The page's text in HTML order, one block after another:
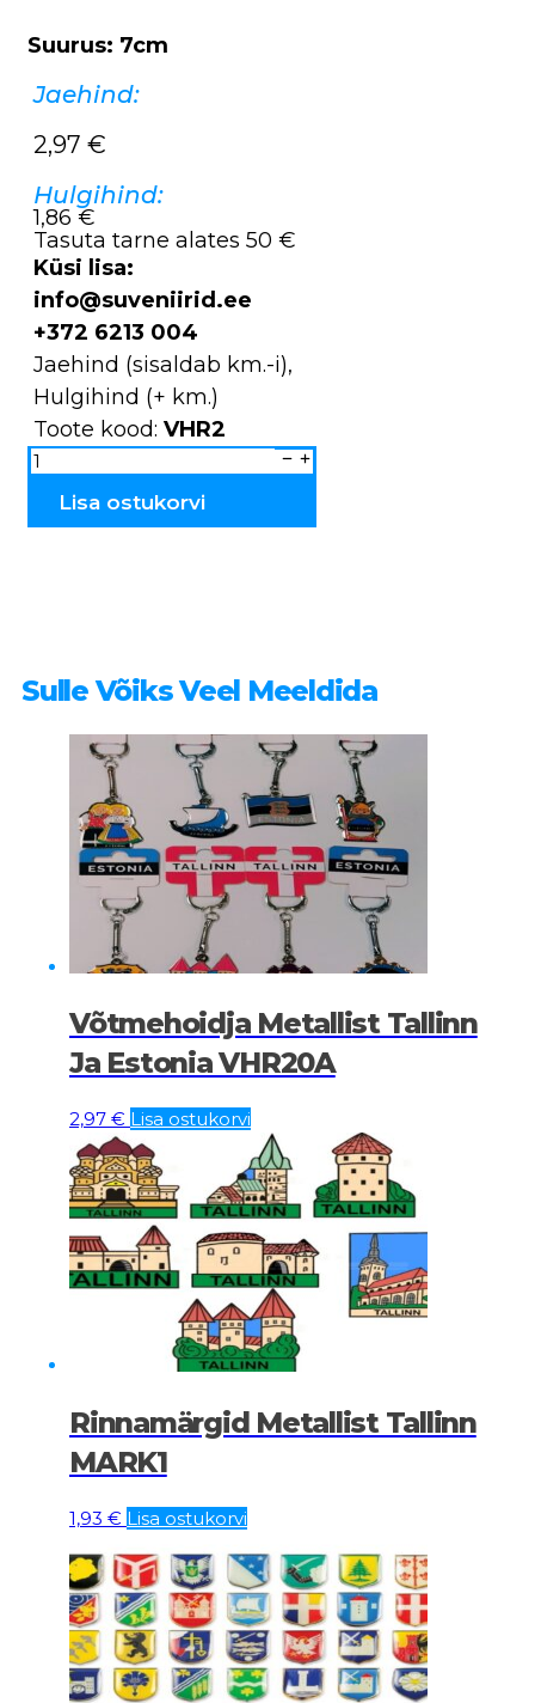
Suurus: 7cm
Jaehind:
2,97 €
Hulgihind:
1,86 €
Tasuta tarne alates 50 €
Küsi lisa:
info@suveniirid.ee
+372 6213 004
Jaehind (sisaldab km.-i),
Hulgihind (+ km.)
Toote kood: VHR2
Võtmehoidja
metallist
Tallinn
kogusLisa ostukorvi
Sulle Võiks Veel Meeldida
Võtmehoidja Metallist Tallinn
Ja Estonia VHR20A
2,97 € Lisa ostukorvi
Rinnamärgid Metallist Tallinn
MARK1
1,93 € Lisa ostukorvi